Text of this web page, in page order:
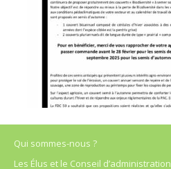
Qui sommes-nous ?
Les Élus et le Conseil d’administration